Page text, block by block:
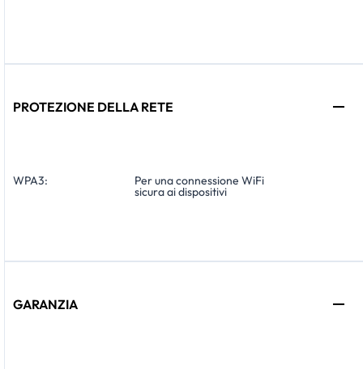
PROTEZIONE DELLA RETE
WPA3: Per una connessione WiFi
sicura ai dispositivi
GARANZIA